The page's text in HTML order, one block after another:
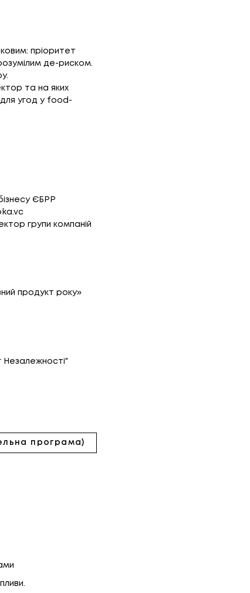
пріоритет
де-риском.
та на яких
для угод у food-
ЄБРР
групи компаній
продукт року»
Незалежності"
програма)